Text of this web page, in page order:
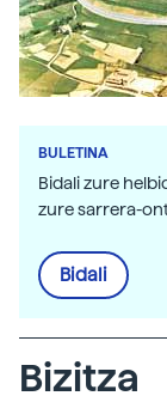
BULETINA
Bidali zure
zure sarrera-
Bidali
Bizitza